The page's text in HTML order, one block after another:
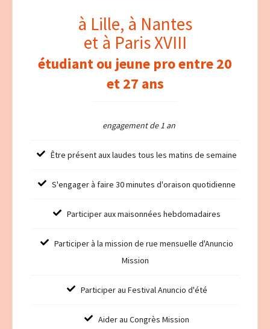
à Lille, à Nantes
et à Paris XVIII
étudiant ou jeune pro entre 20
et 27 ans
engagement de 1 an
Être présent aux laudes tous les matins de semaine
S'engager à faire 30 minutes d'oraison quotidienne
Participer aux maisonnées hebdomadaires
Participer à la mission de rue mensuelle d'Anuncio
Mission
Participer au Festival Anuncio d'été
Aider au Congrès Mission